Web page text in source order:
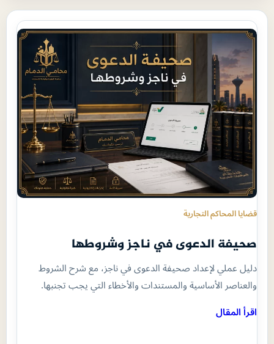
قضايا المحاكم التجارية
صحيفة الدعوى في ناجز وشروطها
دليل عملي لإعداد صحيفة الدعوى في ناجز، مع شرح الشروط
والعناصر الأساسية والمستندات والأخطاء التي يجب تجنبها.
اقرأ المقال